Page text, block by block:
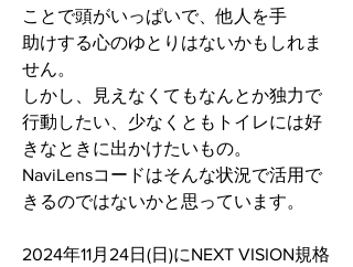
ことで頭がいっぱいで、他人を手
助けする心のゆとりはないかもしれま
せん。
しかし、見えなくてもなんとか独力で
行動したい、少なくともトイレには好
きなときに出かけたいもの。
NaviLensコードはそんな状況で活用で
きるのではないかと思っています。
2024年11月24日(日)にNEXT VISION規格